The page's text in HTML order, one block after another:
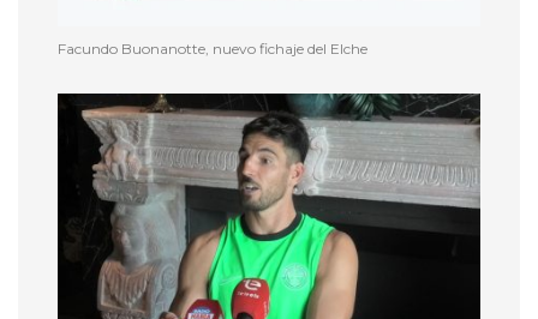
Facundo Buonanotte, nuevo fichaje del Elche